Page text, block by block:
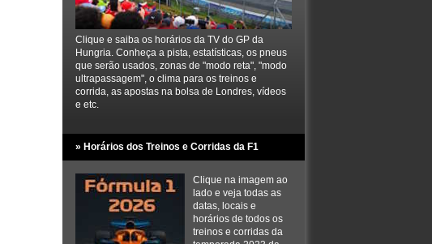
Clique e saiba os horários da TV do GP da
Hungria. Conheça a pista, estatísticas, os pneus
que serão usados, zonas de "modo reta", "modo
ultrapassagem", o clima para os treinos e
corrida, as apostas na bolsa de Londres, vídeos
e etc.
» Horários dos Treinos e Corridas da F1
Clique na imagem ao
lado e veja todas as
datas, locais e
horários de todos os
treinos e corridas da